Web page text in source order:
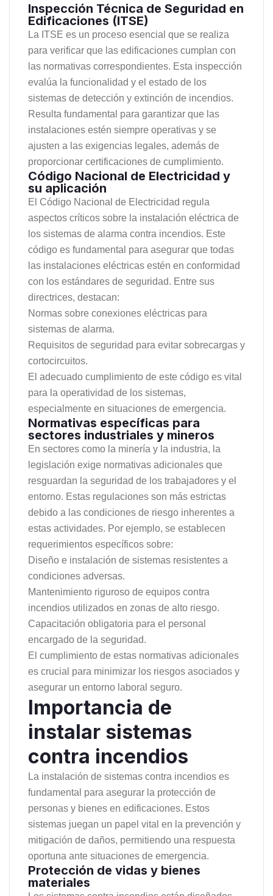
Inspección Técnica de Seguridad en
Edificaciones (ITSE)
La ITSE es un proceso esencial que se realiza
para verificar que las edificaciones cumplan con
las normativas correspondientes. Esta inspección
evalúa la funcionalidad y el estado de los
sistemas de detección y extinción de incendios.
Resulta fundamental para garantizar que las
instalaciones estén siempre operativas y se
ajusten a las exigencias legales, además de
proporcionar certificaciones de cumplimiento.
Código Nacional de Electricidad y
su aplicación
El Código Nacional de Electricidad regula
aspectos críticos sobre la instalación eléctrica de
los sistemas de alarma contra incendios. Este
código es fundamental para asegurar que todas
las instalaciones eléctricas estén en conformidad
con los estándares de seguridad. Entre sus
directrices, destacan:
Normas sobre conexiones eléctricas para
sistemas de alarma.
Requisitos de seguridad para evitar sobrecargas y
cortocircuitos.
El adecuado cumplimiento de este código es vital
para la operatividad de los sistemas,
especialmente en situaciones de emergencia.
Normativas específicas para
sectores industriales y mineros
En sectores como la minería y la industria, la
legislación exige normativas adicionales que
resguardan la seguridad de los trabajadores y el
entorno. Estas regulaciones son más estrictas
debido a las condiciones de riesgo inherentes a
estas actividades. Por ejemplo, se establecen
requerimientos específicos sobre:
Diseño e instalación de sistemas resistentes a
condiciones adversas.
Mantenimiento riguroso de equipos contra
incendios utilizados en zonas de alto riesgo.
Capacitación obligatoria para el personal
encargado de la seguridad.
El cumplimiento de estas normativas adicionales
es crucial para minimizar los riesgos asociados y
asegurar un entorno laboral seguro.
Importancia de
instalar sistemas
contra incendios
La instalación de sistemas contra incendios es
fundamental para asegurar la protección de
personas y bienes en edificaciones. Estos
sistemas juegan un papel vital en la prevención y
mitigación de daños, permitiendo una respuesta
oportuna ante situaciones de emergencia.
Protección de vidas y bienes
materiales